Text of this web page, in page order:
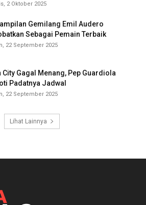
2 Oktober 2025
Gemilang Emil Audero
Sebagai Pemain Terbaik
22 September 2025
City Gagal Menang, Pep Guardiola
Padatnya Jadwal
22 September 2025
Lihat Lainnya